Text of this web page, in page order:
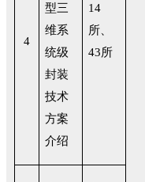
4
型三
维系
统级
封装
技术
方案
介绍
14
所、
43所